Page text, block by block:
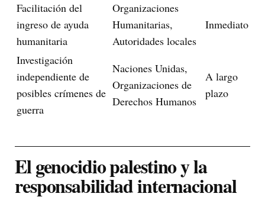
Facilitación del
ingreso de ayuda
humanitaria
Organizaciones
Humanitarias,
Autoridades locales
Inmediato
Investigación
independiente de
posibles crímenes de
guerra
Naciones Unidas,
Organizaciones de
Derechos Humanos
A largo
plazo
El genocidio palestino y la
responsabilidad internacional